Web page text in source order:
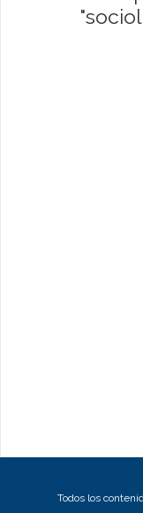
Todos los